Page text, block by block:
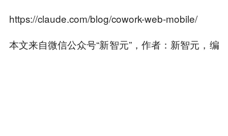
https://claude.com/blog/cowork-web-mobile/
本文来自微信公众号“新智元”，作者：新智元，编